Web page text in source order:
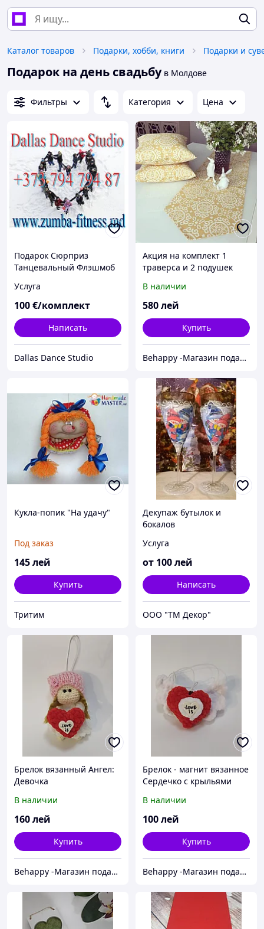
Каталог товаров Подарки, хобби, книги Подарки и
Подарок на день свадьбув Молдове
Фильтры Категория Цена
Подарок Сюрприз
Танцевальный Флэшмоб
свадьбу, день рождения!
Услуга
100€/комплект
Написать
Dallas Dance Studio
Акция на комплект 1
траверса и 2 подушек
В наличии
580лей
Купить
Behappy -Магазин подарков ручной работы
Кукла-попик "На удачу"
Под заказ
145лей
Купить
Тритим
Декупаж бутылок и
бокалов
Услуга
от 100лей
Написать
ООО "ТМ Декор"
Брелок вязанный Ангел:
Девочка
В наличии
160лей
Купить
Behappy -Магазин подарков ручной работы
Брелок - магнит вязанное
Сердечко с крыльями
В наличии
100лей
Купить
Behappy -Магазин подарков ручной работы